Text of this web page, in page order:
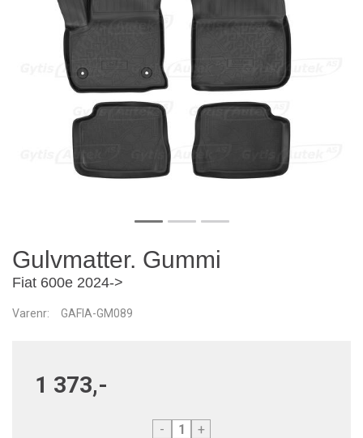
Gulvmatter. Gummi
Fiat 600e 2024->
Varenr: GAFIA-GM089
1 373,-
- +